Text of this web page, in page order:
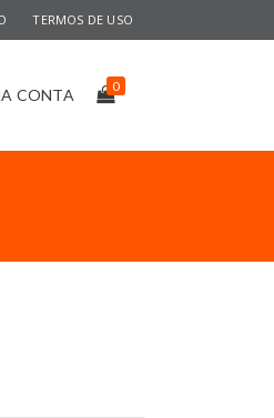
TERMOS DE USO
CONTA 0